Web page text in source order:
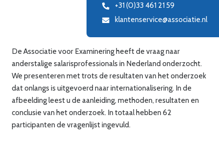
+31 (0)33 461 21 59
klantenservice@associatie.nl
De Associatie voor Examinering heeft de vraag naar
anderstalige salarisprofessionals in Nederland onderzocht.
We presenteren met trots de resultaten van het onderzoek
dat onlangs is uitgevoerd naar internationalisering. In de
afbeelding leest u de aanleiding, methoden, resultaten en
conclusie van het onderzoek. In totaal hebben 62
participanten de vragenlijst ingevuld.